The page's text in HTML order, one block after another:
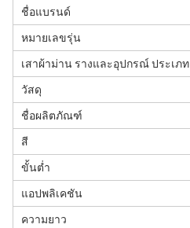
ชื่อแบรนด์
หมายเลขรุ่น
เสาผ้าม่าน รางและอุปกรณ์ ประเภท
วัสดุ
ชื่อผลิตภัณฑ์
สี
ขั้นต่ำ
แอปพลิเคชัน
ความยาว